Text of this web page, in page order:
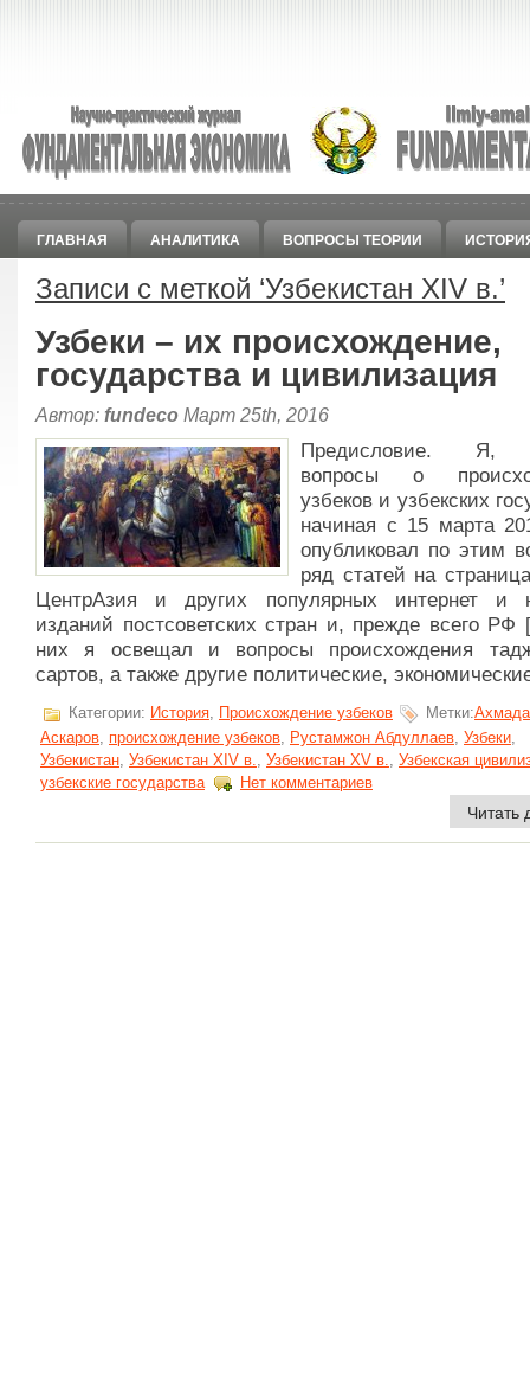
ГЛАВНАЯ АНАЛИТИКА ВОПРОСЫ ТЕОРИИ
Записи с меткой ‘Узбекистан XIV в.’
Узбеки – их происхождение,
государства и цивилизация
Автор: fundeco Март 25th, 2016
Предисловие. Я,
вопросы о
узбеков и узбекских
начиная с 15 марта
опубликовал по этим
ряд статей на
ЦентрАзия и других популярных интернет и
изданий постсоветских стран и, прежде всего РФ
них я освещал и вопросы происхождения
сартов, а также другие политические,
Категории: История, Происхождение узбеков Метки:
Аскаров происхождение узбеков Рустамжон Абдуллаев Узбеки
Узбекистан Узбекистан XIV в. Узбекистан XV в.
Узбекская
узбекские государства
Нет комментариев
Читать